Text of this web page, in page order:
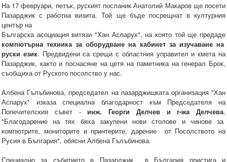
На 17 февруари, петък, руският посланик Анатолий Макаров ще посети
Пазарджик с работна визита. Той ще бъде посрещнат в културния
център на
Българска асоциация витязи "Хан Аспарух", на която той ще предаде
компютърна техника за оборудване на кабинет за изучаване на
руски език. Предвидени са срещи с областния управител и кмета на
Пазарджик, както и поснасяне на цетя на паметника на генерал Брок,
съобщиха от Руското посолство у нас.
Албена Гълъбинова, председател на пазарджишката организация "Хан
Аспарух" изказа специална благодарност към Председателя на
Попечителския съвет - инж. Георги Делчев и г-жа Делчева.
"Благодарение на тях бяха закупени нови столове и чинове за
компютрите, мониторите и принтерите, дарение от Посолството на
Русия в България", обясни Албена Гълъбинова.
Специално за събитието в Пазарджик в България пристига и